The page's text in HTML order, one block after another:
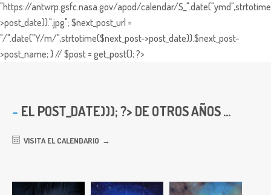
"https://antwrp.gsfc.nasa.gov/apod/calendar/
>post_date)).".jpg"; $next_post_url =
"/".date("Y/m/",strtotime($next_post->post_date)).$next_post-
>post_name; } // $post = get_post(); ?>
EL POST_DATE))); ?> DE OTROS AÑOS ...
VISITA EL CALENDARIO